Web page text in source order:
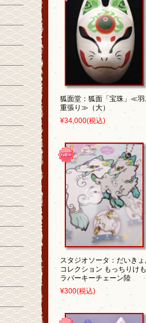
狐面堂：狐面「宝珠」≪羽
重張り≫（大）
¥34,000(税込)
スタジオソータ：だいき
コレクション もっちりけ
ラバーキーチェーン陸
¥300(税込)